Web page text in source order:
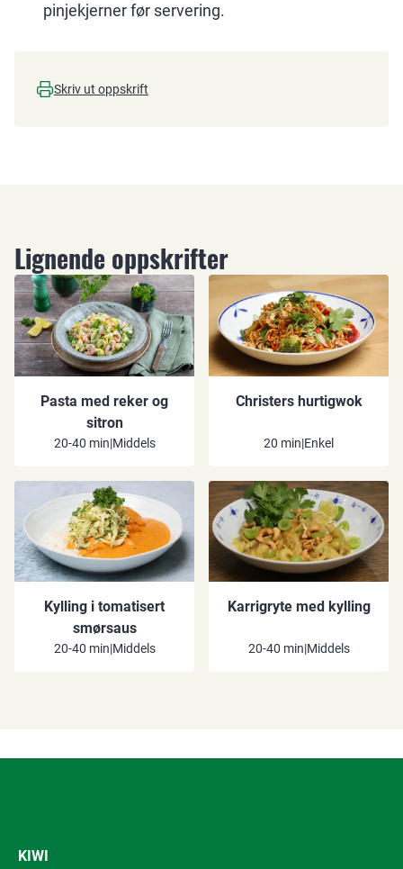
pinjekjerner før servering.
Skriv ut oppskrift
Lignende oppskrifter
Pasta med reker og
sitron
20-40 min|Middels
Christers hurtigwok
20 min|Enkel
Kylling i tomatisert
smørsaus
20-40 min|Middels
Karrigryte med kylling
20-40 min|Middels
KIWI